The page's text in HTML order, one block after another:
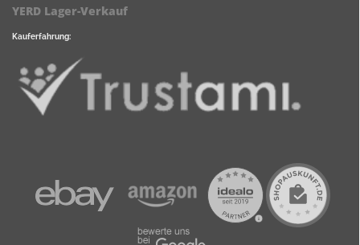
YERD Lager-Verkauf
Kauferfahrung: